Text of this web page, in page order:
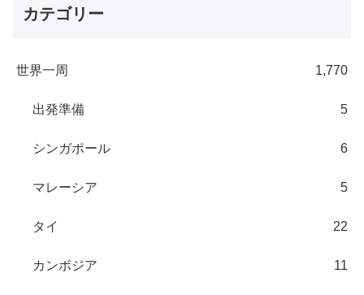
カテゴリー
世界一周 1,770
出発準備 5
シンガポール 6
マレーシア 5
タイ 22
カンボジア 11